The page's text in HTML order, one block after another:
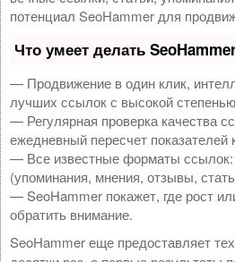
потенциал SeoHammer для
Что умеет делать
— Продвижение в один клик,
лучших ссылок с высокой
— Регулярная проверка качества
ежедневный пересчет показателей
— Все известные форматы
(упоминания, мнения, отзывы,
— SeoHammer покажет, где рост
обратить внимание.
SeoHammer еще предоставляет